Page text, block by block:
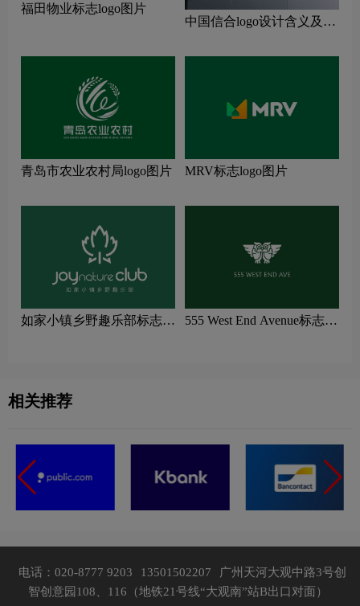
福田物业标志logo图片
中国信合logo设计含义及设
青岛市农业农村局logo图片 MRV标志logo图片
如家小镇乡野趣乐部标志
555 West End Avenue标志
相关推荐
电话：020-8777 9203 13501502207
广州天河大观中路3号创
智创意园108、116（地铁21号线“大观南”站B出口对面）